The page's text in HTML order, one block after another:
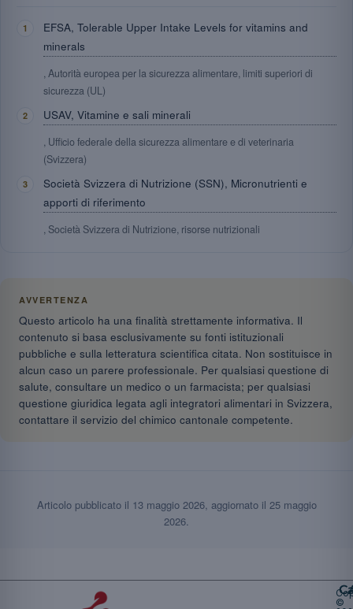
EFSA, Tolerable Upper Intake Levels for vitamins and
minerals
, Autorità europea per la sicurezza alimentare, limiti superiori di
sicurezza (UL)
USAV, Vitamine e sali minerali
, Ufficio federale della sicurezza alimentare e di veterinaria
(Svizzera)
Società Svizzera di Nutrizione (SSN), Micronutrienti e
apporti di riferimento
, Società Svizzera di Nutrizione, risorse nutrizionali
AVVERTENZA
Questo articolo ha una finalità strettamente informativa. Il
contenuto si basa esclusivamente su fonti istituzionali
pubbliche e sulla letteratura scientifica citata. Non sostituisce in
alcun caso un parere professionale. Per qualsiasi questione di
salute, consultare un medico o un farmacista; per qualsiasi
questione giuridica legata agli integratori alimentari in Svizzera,
contattare il servizio del chimico cantonale competente.
Articolo pubblicato il 13 maggio 2026, aggiornato il 25 maggio
2026.
©